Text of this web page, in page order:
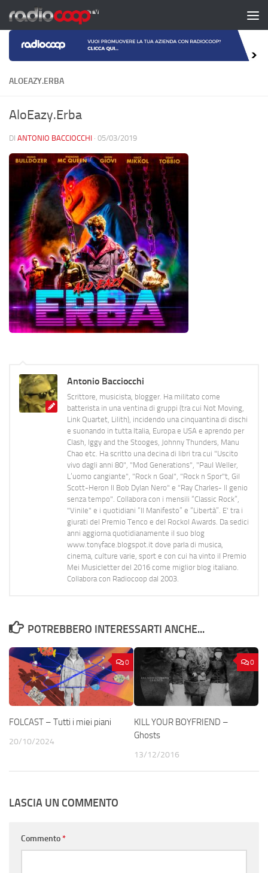
Salta al contenuto
ALOEAZY.ERBA
AloEazy.Erba
DI ANTONIO BACCIOCCHI · 05/03/2019
Antonio Bacciocchi
Scrittore, musicista, blogger. Ha militato come
batterista in una ventina di gruppi (tra cui Not Moving,
Link Quartet, Lilith), incidendo una cinquantina di dischi
e suonando in tutta Italia, Europa e USA e aprendo per
Clash, Iggy and the Stooges, Johnny Thunders, Manu
Chao etc. Ha scritto una decina di libri tra cui "Uscito
vivo dagli anni 80", "Mod Generations", "Paul Weller,
L’uomo cangiante", "Rock n Goal", "Rock n Spor"t, Gil
Scott-Heron Il Bob Dylan Nero" e "Ray Charles- Il genio
senza tempo". Collabora con i mensili “Classic Rock”,
"Vinile" e i quotidiani “Il Manifesto” e “Libertà”. E' tra i
giurati del Premio Tenco e del Rockol Awards. Da sedici
anni aggiorna quotidianamente il suo blog
www.tonyface.blogspot.it dove parla di musica,
cinema, culture varie, sport e con cui ha vinto il Premio
Mei Musicletter del 2016 come miglior blog italiano.
Collabora con Radiocoop dal 2003.
POTREBBERO INTERESSARTI ANCHE...
0
FOLCAST – Tutti i miei piani
20/10/2024
0
KILL YOUR BOYFRIEND –
Ghosts
13/12/2016
LASCIA UN COMMENTO
Commento*